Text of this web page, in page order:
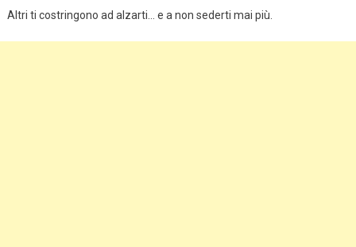
Altri ti costringono ad alzarti… e a non sederti mai più.